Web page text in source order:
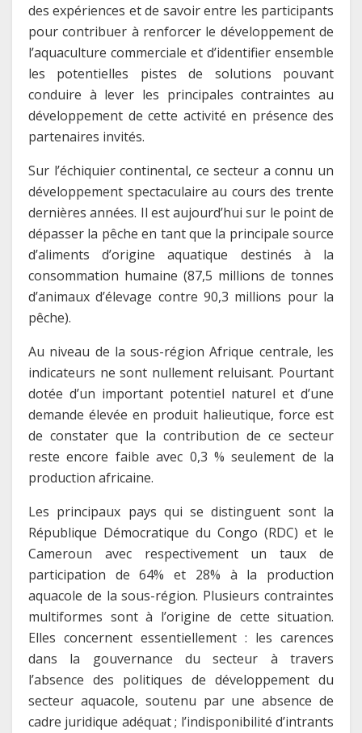
des expériences et de savoir entre les participants
pour contribuer à renforcer le développement de
l’aquaculture commerciale et d’identifier ensemble
les potentielles pistes de solutions pouvant
conduire à lever les principales contraintes au
développement de cette activité en présence des
partenaires invités.
Sur l’échiquier continental, ce secteur a connu un
développement spectaculaire au cours des trente
dernières années. Il est aujourd’hui sur le point de
dépasser la pêche en tant que la principale source
d’aliments d’origine aquatique destinés à la
consommation humaine (87,5 millions de tonnes
d’animaux d’élevage contre 90,3 millions pour la
pêche).
Au niveau de la sous-région Afrique centrale, les
indicateurs ne sont nullement reluisant. Pourtant
dotée d’un important potentiel naturel et d’une
demande élevée en produit halieutique, force est
de constater que la contribution de ce secteur
reste encore faible avec 0,3 % seulement de la
production africaine.
Les principaux pays qui se distinguent sont la
République Démocratique du Congo (RDC) et le
Cameroun avec respectivement un taux de
participation de 64% et 28% à la production
aquacole de la sous-région. Plusieurs contraintes
multiformes sont à l’origine de cette situation.
Elles concernent essentiellement : les carences
dans la gouvernance du secteur à travers
l’absence des politiques de développement du
secteur aquacole, soutenu par une absence de
cadre juridique adéquat ; l’indisponibilité d’intrants